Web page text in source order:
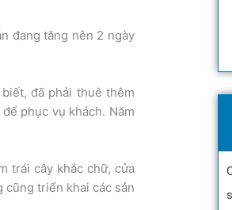
đang tăng nên 2 ngày
đã phải thuê thêm
phục vụ khách. Năm
trái cây khắc chữ, cửa
cũng triển khai các sản